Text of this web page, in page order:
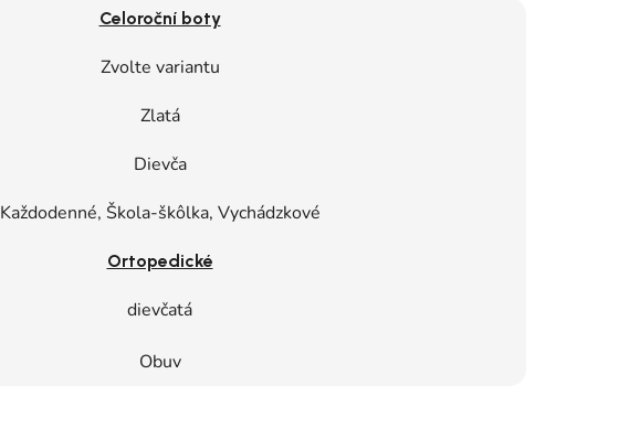
Celoroční boty
Zvolte variantu
Zlatá
Dievča
Každodenné, Škola-škôlka, Vychádzkové
Ortopedické
dievčatá
Obuv